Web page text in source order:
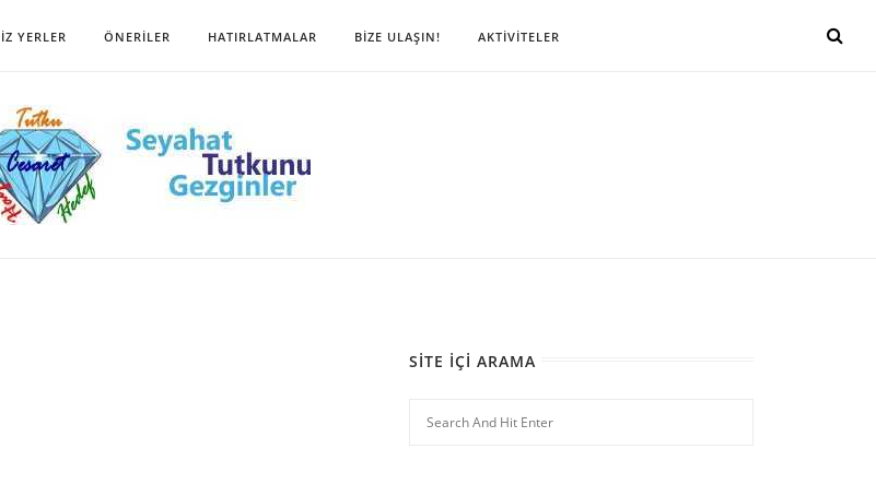
YERLER ÖNERILER HATIRLATMALAR BIZE ULAŞIN! AKTİVİTELER
SITE İÇI ARAMA